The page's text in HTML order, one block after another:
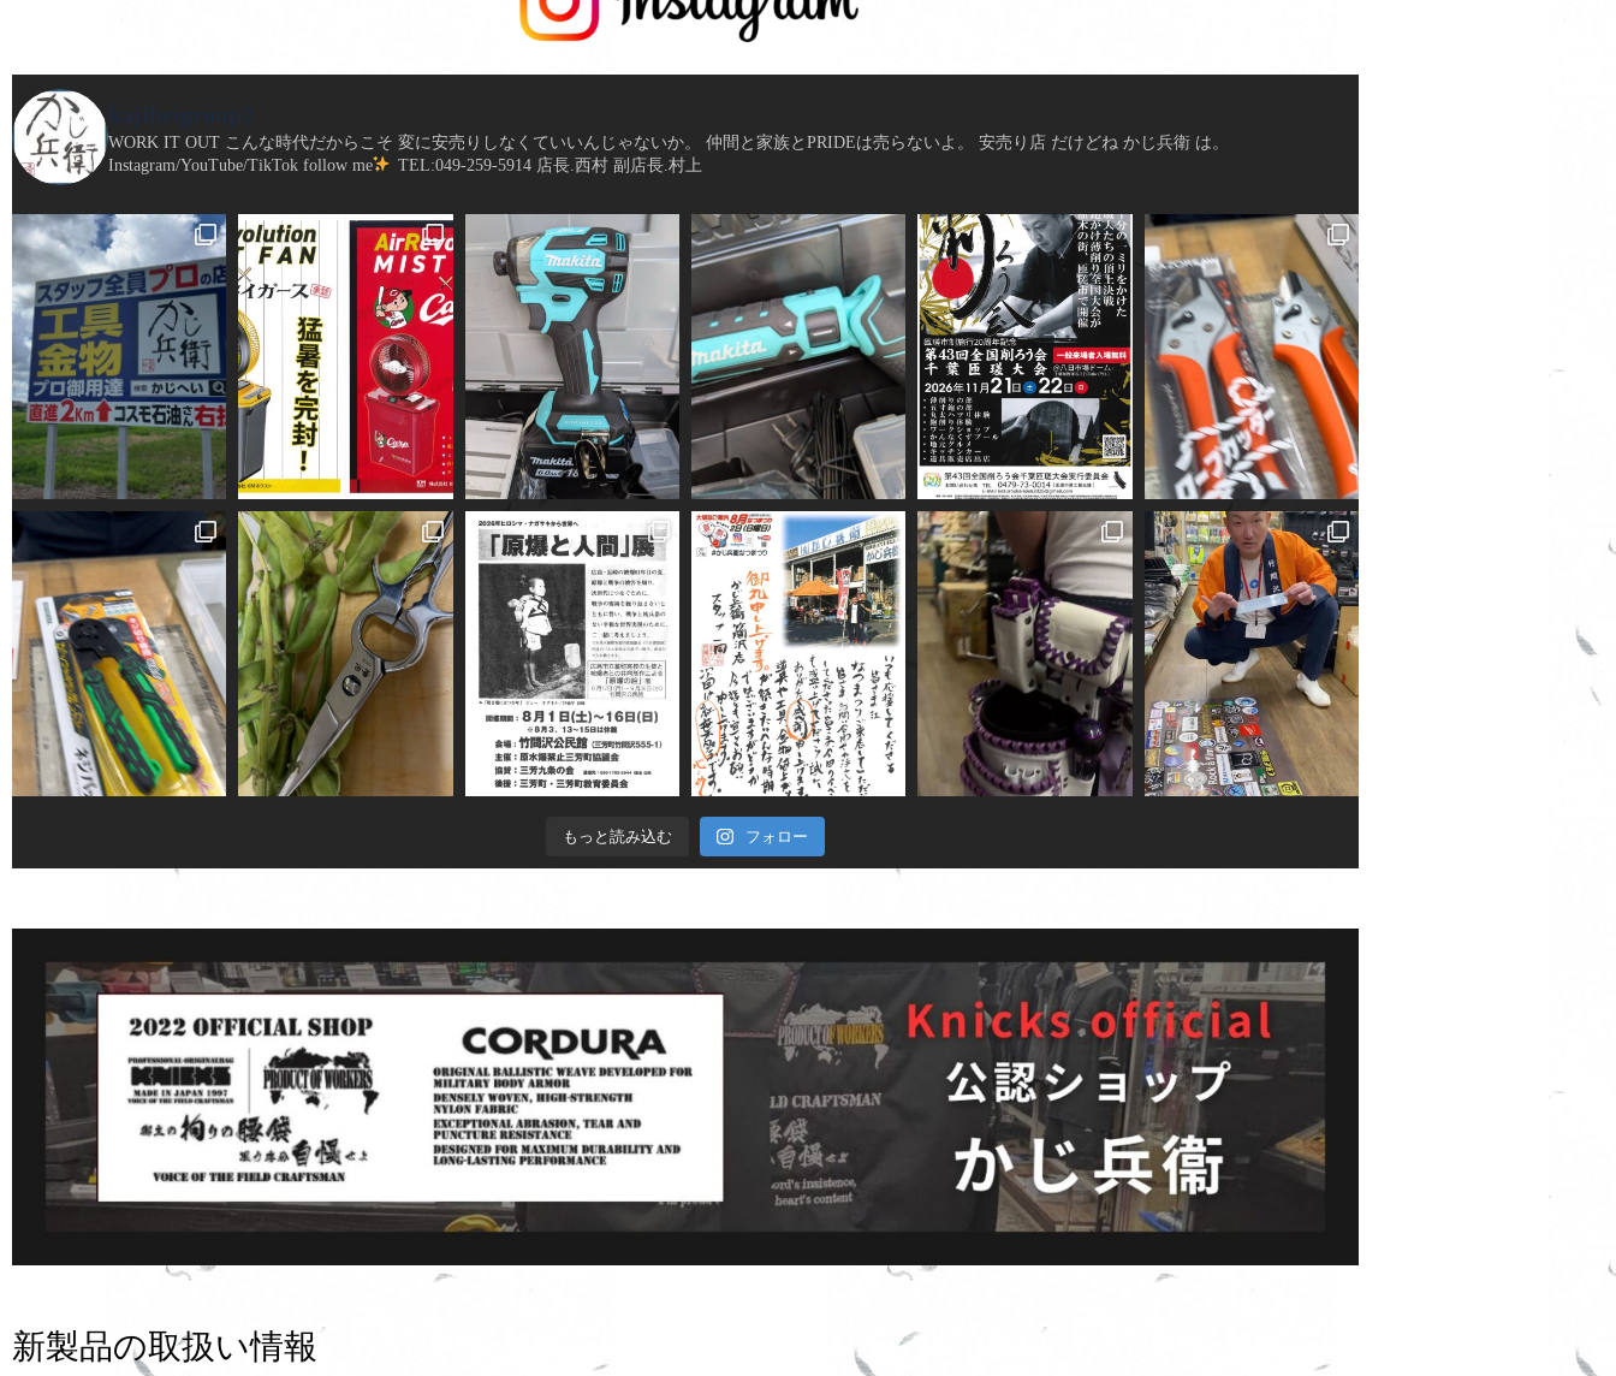
部品取り寄せ専門サイト
WORK IT OUT こんな時代だからこそ 変に安売りしなくていいんじゃないか。 仲間と家族とPRIDEは売らないよ。 安売り店 だけどね かじ兵衛 は。
Instagram/YouTube/TikTok follow me
TEL:049-259-5914 店長.西村 副店長.村上
もっと読み込む フォロー
新製品の取扱い情報